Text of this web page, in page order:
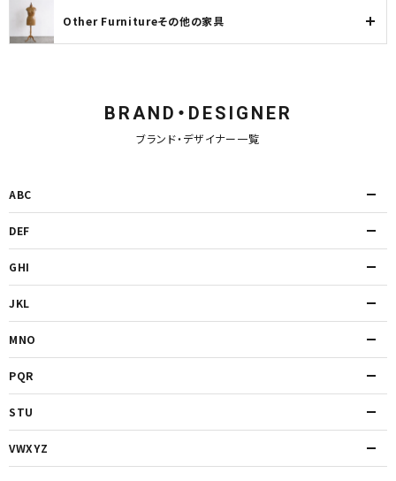
Other Furnitureその他の家具
BRAND・DESIGNER
ブランド・デザイナー一覧
ABC
DEF
GHI
JKL
MNO
PQR
STU
VWXYZ